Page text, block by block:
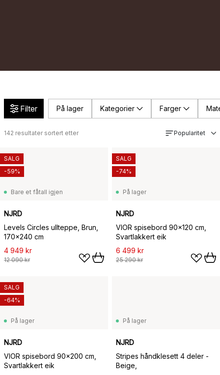
Filter På lager Kategorier Farger
142 resultater sortert etter Popularitet
Bare et fåtall igjen
NJRD
Levels Circles ullteppe, Brun,
170x240 cm
4 949 kr
12 090 kr
SALG
-59%
På lager
NJRD
VIOR spisebord 90x120 cm,
Svartlakkert eik
6 499 kr
25 290 kr
SALG
-74%
På lager
NJRD
VIOR spisebord 90x200 cm,
Svartlakkert eik
SALG
-64%
På lager
NJRD
Stripes håndklesett 4 deler -
Beige,